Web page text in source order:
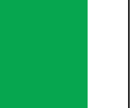
emails og SMS